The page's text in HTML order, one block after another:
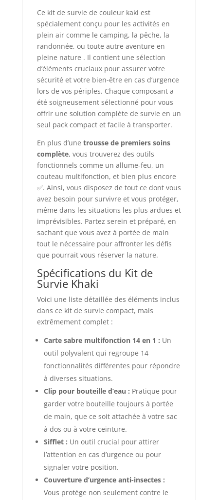
Ce kit de survie de couleur kaki est
spécialement conçu pour les activités en
plein air comme le camping, la pêche, la
randonnée, ou toute autre aventure en
pleine nature . Il contient une sélection
d’éléments cruciaux pour assurer votre
sécurité et votre bien-être en cas d’urgence
lors de vos périples. Chaque composant a
été soigneusement sélectionné pour vous
offrir une solution complète de survie en un
seul pack compact et facile à transporter.
En plus d’une trousse de premiers soins
complète, vous trouverez des outils
fonctionnels comme un allume-feu, un
couteau multifonction, et bien plus encore
✅. Ainsi, vous disposez de tout ce dont vous
avez besoin pour survivre et vous protéger,
même dans les situations les plus ardues et
imprévisibles. Partez serein et préparé, en
sachant que vous avez à portée de main
tout le nécessaire pour affronter les défis
que pourrait vous réserver la nature.
Spécifications du Kit de
Survie Khaki
Voici une liste détaillée des éléments inclus
dans ce kit de survie compact, mais
extrêmement complet :
Carte sabre multifonction 14 en 1 : Un
outil polyvalent qui regroupe 14
fonctionnalités différentes pour répondre
à diverses situations.
Clip pour bouteille d’eau : Pratique pour
garder votre bouteille toujours à portée
de main, que ce soit attachée à votre sac
à dos ou à votre ceinture.
Sifflet : Un outil crucial pour attirer
l’attention en cas d’urgence ou pour
signaler votre position.
Couverture d’urgence anti-insectes :
Vous protège non seulement contre le